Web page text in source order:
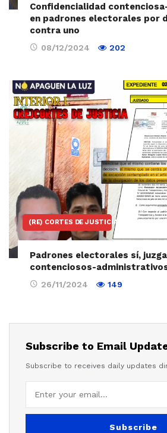
Confidencialidad
en padrones electorales por
contra uno
08/12/2024 202
(RE) CORTES DE JUSTICIA
Padrones electorales sí,
contenciosos-
26/11/2024 149
Subscribe to Email
Subscribe to receives daily updates
Subscribe